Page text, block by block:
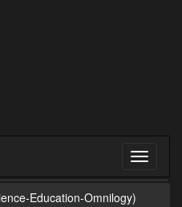
Education-Omnilogy)